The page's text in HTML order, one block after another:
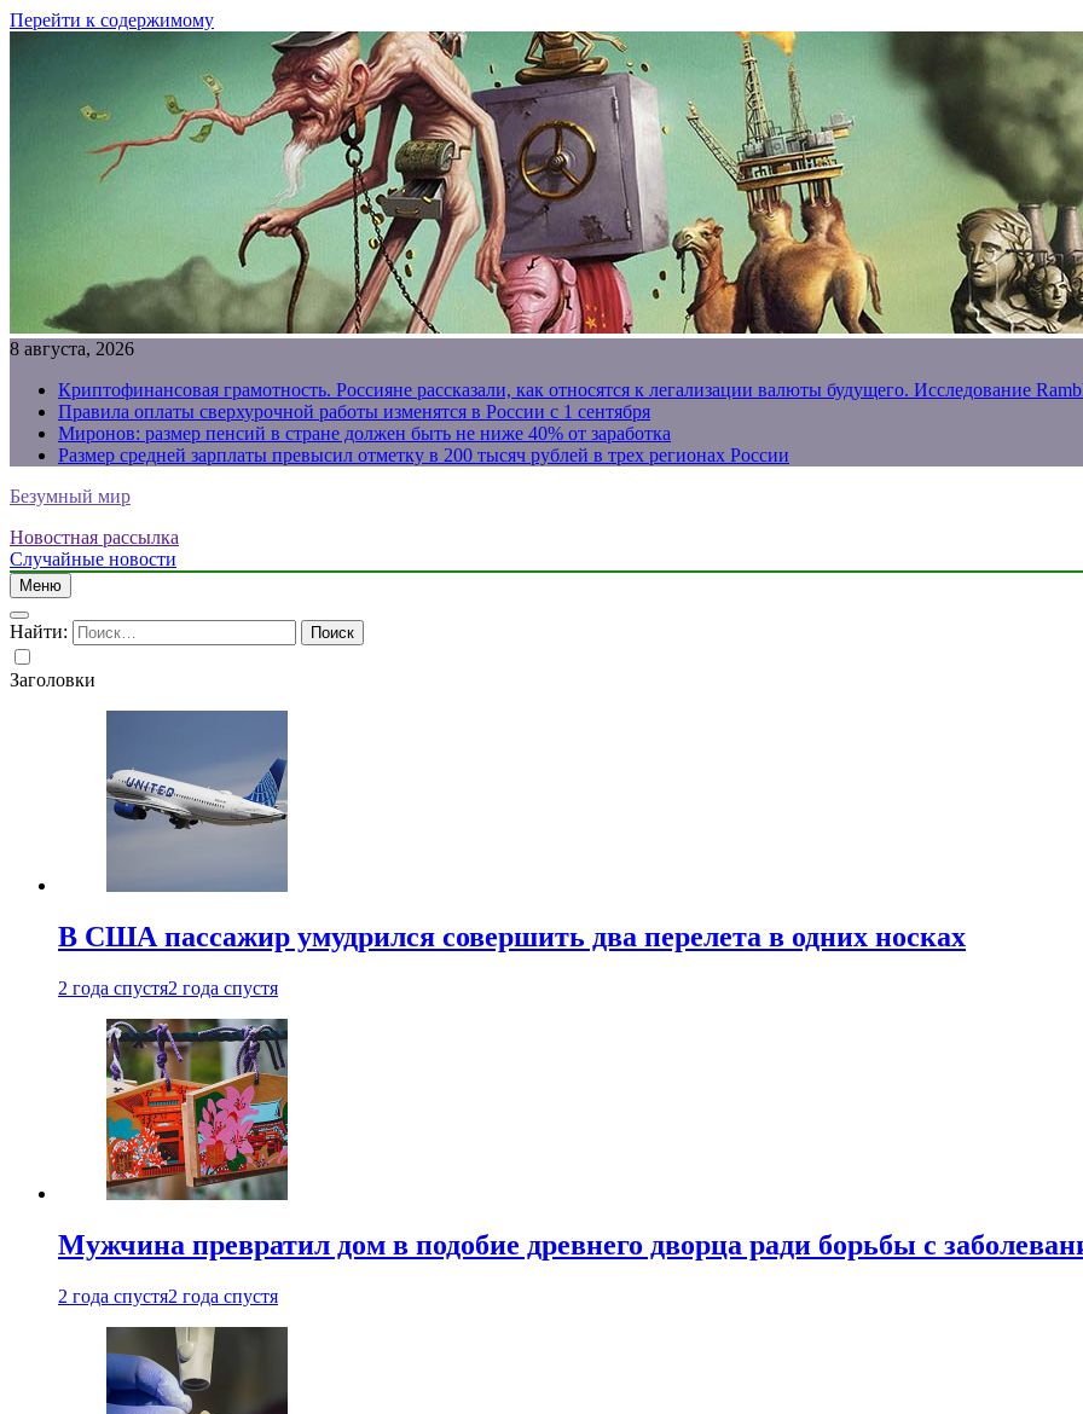
Перейти к содержимому
8 августа, 2026
Криптофинансовая грамотность. Россияне рассказали, как относятся к легализации валюты будущего. Исследование
Правила оплаты сверхурочной работы изменятся в России с 1 сентября
Миронов: размер пенсий в стране должен быть не ниже 40% от заработка
Размер средней зарплаты превысил отметку в 200 тысяч рублей в трех регионах России
Безумный мир
Новостная рассылка
Случайные новости
Меню
Найти:
Заголовки
В США пассажир умудрился совершить два перелета в одних носках
2 года спустя2 года спустя
Мужчина превратил дом в подобие древнего дворца ради борьбы с
2 года спустя2 года спустя